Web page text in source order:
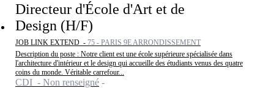
Directeur d'École d'Art et de
Design (H/F)
JOB LINK EXTEND - 75 - PARIS 9E ARRONDISSEMENT
Description du poste : Notre client est une école supérieure spécialisée dans
l'architecture d'intérieur et le design qui accueille des étudiants venus des quatre
coins du monde. Véritable carrefour...
CDI - Non renseigné